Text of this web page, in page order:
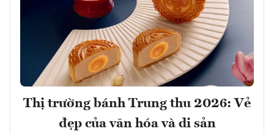
Thị trường bánh Trung thu 2026: Vẻ
đẹp của văn hóa và di sản